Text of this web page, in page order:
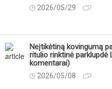
2026/05/29
Neįtikėtiną kovingumą
ritulio rinktinė parklupdė
komentarai)
2026/05/08